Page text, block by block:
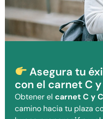
Asegura tu
con el carnet C y
Obtener el carnet C y
camino hacia tu plaza